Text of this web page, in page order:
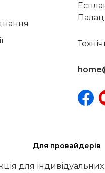
Палац
Для провайдерів
для